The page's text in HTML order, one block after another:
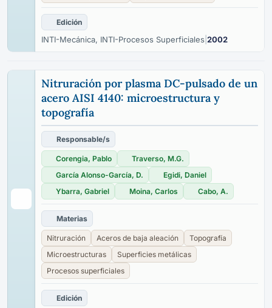
Edición
INTI-Mecánica, INTI-Procesos Superficiales 2002
Nitruración por plasma DC-pulsado de un
acero AISI 4140: microestructura y
topografía
Responsable/s
Corengia, Pablo
Traverso, M.G.
García Alonso-García, D.
Egidi, Daniel
Ybarra, Gabriel
Moina, Carlos Cabo, A.
Materias
Nitruración Aceros de baja aleación
Topografía
Microestructuras
Superficies metálicas
Procesos superficiales
Edición